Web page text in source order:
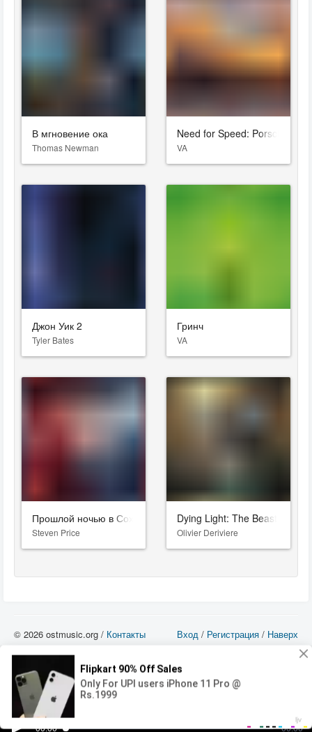
00:00 00:00
В мгновение ока
Thomas Newman
Need for Speed: Porsche
VA
Джон Уик 2
Tyler Bates
Гринч
VA
Прошлой ночью в Сохо
Steven Price
Dying Light: The Beast
Olivier Deriviere
Вход / Регистрация / Наверх
© 2026 ostmusic.org / Контакты
Все аудио материалы являются собственностью их изготовителя (владельца
прав) и охраняются Законом «Об авторском праве и смежных правах». Вы
можете использовать такие материалы только в том в случае, если
использование производится с ознакомительными целями - для прочих целей
вы должны приобрести лицензионную запись.